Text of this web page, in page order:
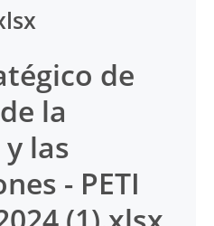
de
la
las
- PETI